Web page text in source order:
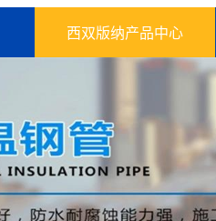
西双版纳产品中心